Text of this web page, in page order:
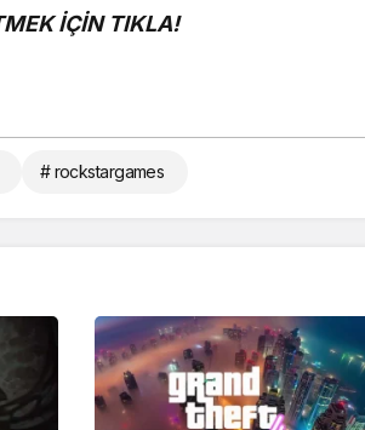
İÇİN TIKLA!
# rockstargames